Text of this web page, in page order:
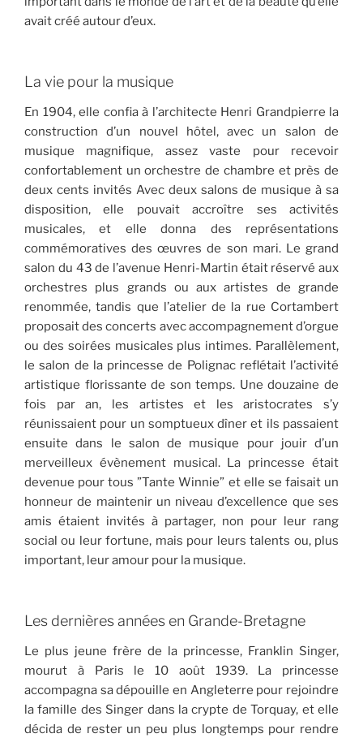
avait créé autour d’eux.
La vie pour la musique
En 1904, elle confia à l’architecte Henri Grandpierre la
construction d’un nouvel hôtel, avec un salon de
musique magnifique, assez vaste pour recevoir
confortablement un orchestre de chambre et près de
deux cents invités Avec deux salons de musique à sa
disposition, elle pouvait accroître ses activités
musicales, et elle donna des représentations
commémoratives des œuvres de son mari. Le grand
salon du 43 de l’avenue Henri-Martin était réservé aux
orchestres plus grands ou aux artistes de grande
renommée, tandis que l’atelier de la rue Cortambert
proposait des concerts avec accompagnement d’orgue
ou des soirées musicales plus intimes. Parallèlement,
le salon de la princesse de Polignac reflétait l’activité
artistique florissante de son temps. Une douzaine de
fois par an, les artistes et les aristocrates s’y
réunissaient pour un somptueux dîner et ils passaient
ensuite dans le salon de musique pour jouir d’un
merveilleux évènement musical. La princesse était
devenue pour tous ”Tante Winnie” et elle se faisait un
honneur de maintenir un niveau d’excellence que ses
amis étaient invités à partager, non pour leur rang
social ou leur fortune, mais pour leurs talents ou, plus
important, leur amour pour la musique.
Les dernières années en Grande-Bretagne
Le plus jeune frère de la princesse, Franklin Singer,
mourut à Paris le 10 août 1939. La princesse
accompagna sa dépouille en Angleterre pour rejoindre
la famille des Singer dans la crypte de Torquay, et elle
décida de rester un peu plus longtemps pour rendre